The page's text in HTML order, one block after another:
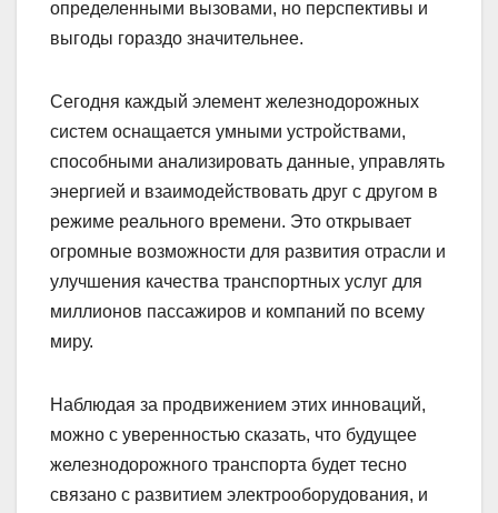
определенными вызовами, но перспективы и
выгоды гораздо значительнее.
Сегодня каждый элемент железнодорожных
систем оснащается умными устройствами,
способными анализировать данные, управлять
энергией и взаимодействовать друг с другом в
режиме реального времени. Это открывает
огромные возможности для развития отрасли и
улучшения качества транспортных услуг для
миллионов пассажиров и компаний по всему
миру.
Наблюдая за продвижением этих инноваций,
можно с уверенностью сказать, что будущее
железнодорожного транспорта будет тесно
связано с развитием электрооборудования, и